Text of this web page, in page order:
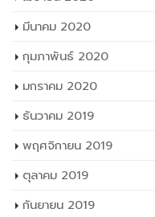
มีนาคม 2020
กุมภาพันธ์ 2020
มกราคม 2020
ธันวาคม 2019
พฤศจิกายน 2019
ตุลาคม 2019
กันยายน 2019